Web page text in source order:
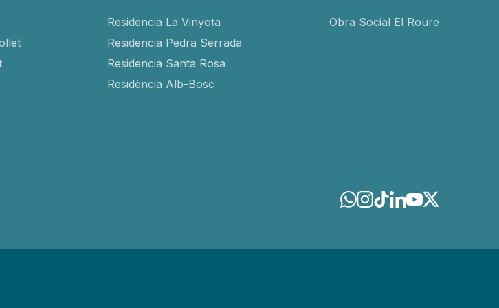
Residencia La Vinyota
Residencia Pedra Serrada
Residencia Santa Rosa
Residència Alb-Bosc
Obra Social El Roure